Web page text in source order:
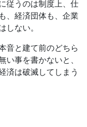
従うのは制度上、仕
、経済団体も、企業
しない。
音と建て前のどちら
い事を書かないと、
済は破滅してしまう